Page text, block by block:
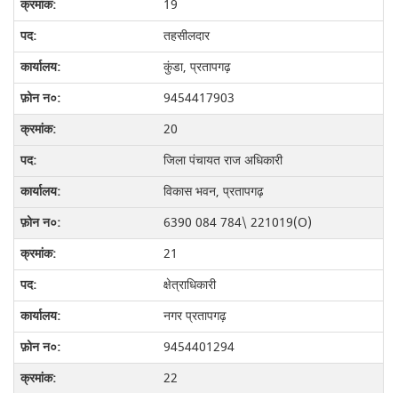
19
तहसीलदार
कुंडा, प्रतापगढ़
9454417903
20
जिला पंचायत राज अधिकारी
विकास भवन, प्रतापगढ़
6390 084 784\ 221019(O)
21
क्षेत्राधिकारी
नगर प्रतापगढ़
9454401294
22